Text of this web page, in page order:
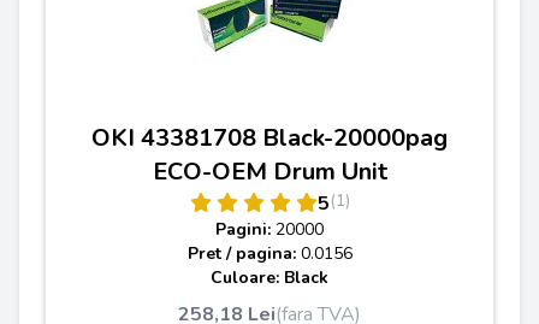
OKI 43381708 Black-20000pag
ECO-OEM Drum Unit
5(1)
Pagini: 20000
Pret / pagina: 0.0156
Culoare: Black
258,18 Lei(fara TVA)